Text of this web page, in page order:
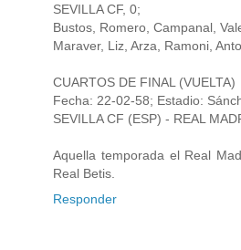
SEVILLA CF, 0;
Bustos, Romero, Campanal,
Maraver, Liz, Arza, Ramoni,
CUARTOS DE FINAL (VUELTA)
Fecha: 22-02-58; Estadio:
SEVILLA CF (ESP) - REAL
Aquella temporada el Real
Real Betis.
Responder